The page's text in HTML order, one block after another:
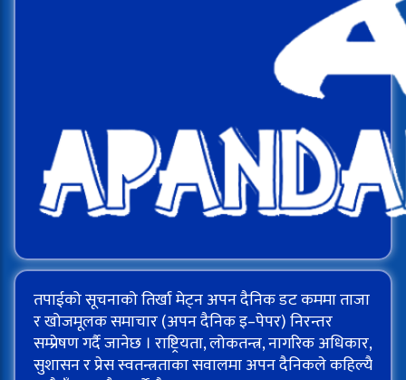
तपाईको सूचनाको तिर्खा मेट्न अपन दैनिक डट कममा ताजा
र खोजमूलक समाचार (अपन दैनिक इ–पेपर) निरन्तर
सम्प्रेषण गर्दै जानेछ । राष्ट्रियता, लोकतन्त्र, नागरिक अधिकार,
सुशासन र प्रेस स्वतन्त्रताका सवालमा अपन दैनिकले कहिल्यै